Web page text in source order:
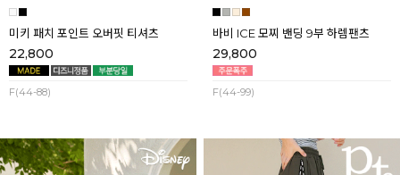
미키 패치 포인트 오버핏 티셔츠
22,800
F(44-88)
바비 ICE 모찌 밴딩 9부 하렘팬츠
29,800
F(44-99)